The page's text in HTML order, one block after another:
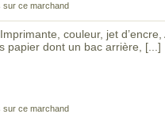
sur ce marchand
couleur, jet d’encre,
papier dont un bac arrière, [...]
sur ce marchand